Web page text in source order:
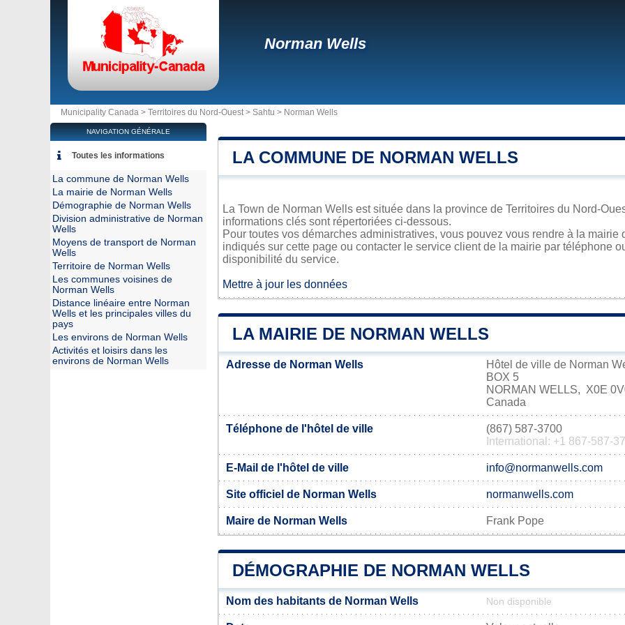
Norman Wells
Municipality Canada > Territoires du Nord-Ouest> Sahtu > Norman Wells
LA COMMUNE DE NORMAN WELLS
La Town de Norman Wells est située dans la province de Territoires du Nord-
informations clés sont répertoriées ci-dessous.
Pour toutes vos démarches administratives, vous pouvez vous rendre à la
indiqués sur cette page ou contacter le service client de la mairie par téléphone
disponibilité du service.
Mettre à jour les données
LA MAIRIE DE NORMAN WELLS
Adresse de Norman Wells
Hôtel de ville de Norman
BOX 5
NORMAN WELLS, X0E
Canada
Téléphone de l'hôtel de ville
(867) 587-3700
International: +1 867-587-
E-Mail de l'hôtel de ville info@normanwells.com
Site officiel de Norman Wells normanwells.com
Maire de Norman Wells Frank Pope
DÉMOGRAPHIE DE NORMAN WELLS
Nom des habitants de Norman Wells Non disponible
NAVIGATION GÉNÉRALE
Toutes les informations
La commune de Norman Wells
La mairie de Norman Wells
Démographie de Norman Wells
Division administrative de Norman
Wells
Moyens de transport de Norman
Wells
Territoire de Norman Wells
Les communes voisines de
Norman Wells
Distance linéaire entre Norman
Wells et les principales villes du
pays
Les environs de Norman Wells
Activités et loisirs dans les
environs de Norman Wells